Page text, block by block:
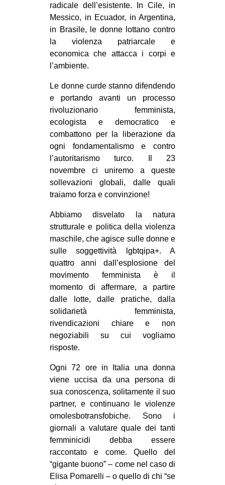
radicale dell’esistente. In Cile, in
Messico, in Ecuador, in Argentina,
in Brasile, le donne lottano contro
la violenza patriarcale e
economica che attacca i corpi e
l’ambiente.
Le donne curde stanno difendendo
e portando avanti un processo
rivoluzionario femminista,
ecologista e democratico e
combattono per la liberazione da
ogni fondamentalismo e contro
l’autoritarismo turco. Il 23
novembre ci uniremo a queste
sollevazioni globali, dalle quali
traiamo forza e convinzione!
Abbiamo disvelato la natura
strutturale e politica della violenza
maschile, che agisce sulle donne e
sulle soggettività lgbtqipa+. A
quattro anni dall’esplosione del
movimento femminista è il
momento di affermare, a partire
dalle lotte, dalle pratiche, dalla
solidarietà femminista,
rivendicazioni chiare e non
negoziabili su cui vogliamo
risposte.
Ogni 72 ore in Italia una donna
viene uccisa da una persona di
sua conoscenza, solitamente il suo
partner, e continuano le violenze
omolesbotransfobiche. Sono i
giornali a valutare quale dei tanti
femminicidi debba essere
raccontato e come. Quello del
“gigante buono” – come nel caso di
Elisa Pomarelli – o quello di chi “se